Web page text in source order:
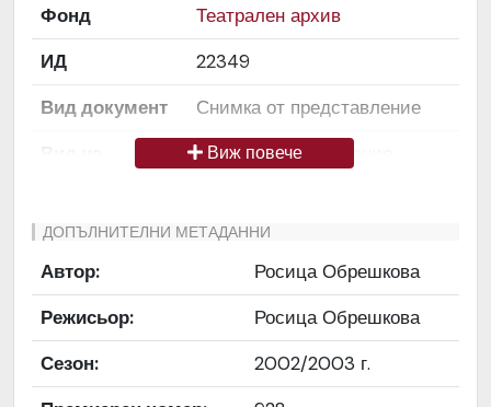
Фонд
Театрален архив
ИД
22349
Вид документ
Снимка от представление
Снимка / изображение
Език на
Български
Права за
ползване
Да се цитира източник:
„Художествен архив НТ
„Иван Вазов“
Предоставяща
България
Виж повече
ДОПЪЛНИТЕЛНИ МЕТАДАННИ
Автор:
Росица Обрешкова
Режисьор:
Росица Обрешкова
Сезон:
2002/2003 г.